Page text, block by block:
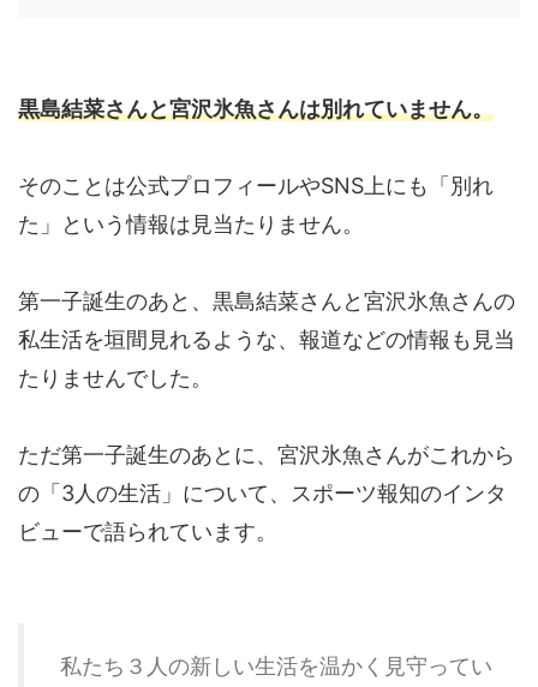
黒島結菜さんと宮沢氷魚さんは別れていません。
そのことは公式プロフィールやSNS上にも「別れ
た」という情報は見当たりません。
第一子誕生のあと、黒島結菜さんと宮沢氷魚さんの
私生活を垣間見れるような、報道などの情報も見当
たりませんでした。
ただ第一子誕生のあとに、宮沢氷魚さんがこれから
の「3人の生活」について、スポーツ報知のインタ
ビューで語られています。
私たち３人の新しい生活を温かく見守ってい